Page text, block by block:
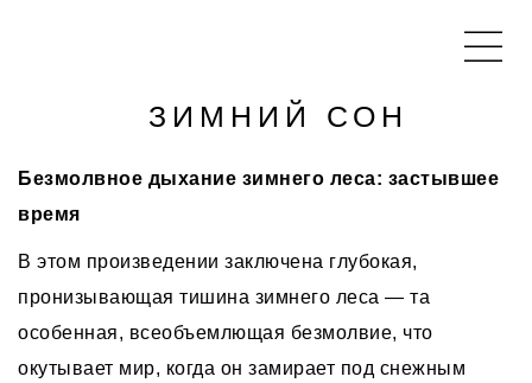
ЗИМНИЙ СОН
Безмолвное дыхание зимнего леса: застывшее
время
В этом произведении заключена глубокая,
пронизывающая тишина зимнего леса — та
особенная, всеобъемлющая безмолвие, что
окутывает мир, когда он замирает под снежным